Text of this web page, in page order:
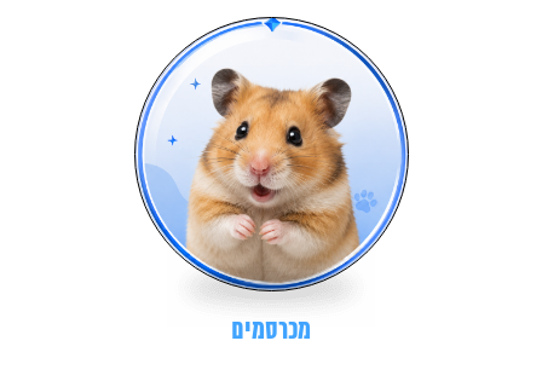
מכרסמים